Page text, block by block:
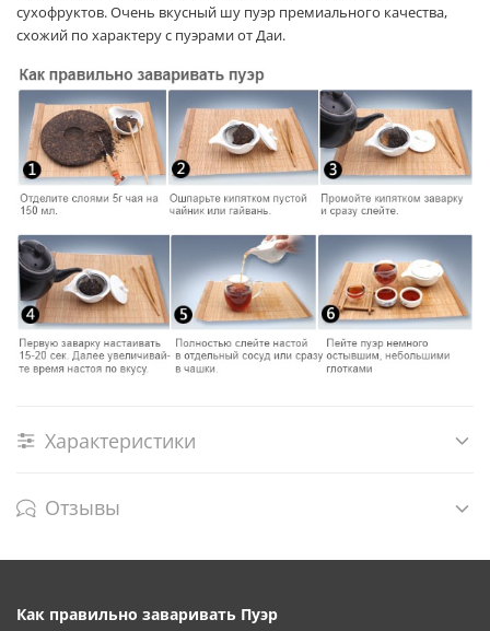
сухофруктов. Очень вкусный шу пуэр премиального качества,
схожий по характеру с пуэрами от Даи.
Характеристики
Отзывы
Как правильно заваривать Пуэр